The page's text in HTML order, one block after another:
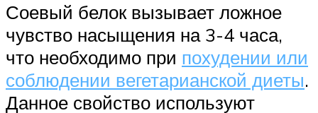
Соевый белок вызывает ложное
чувство насыщения на 3-4 часа,
что необходимо при похудении или
соблюдении вегетарианской диеты.
Данное свойство используют